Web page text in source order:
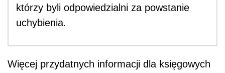
którzy byli odpowiedzialni za powstanie
uchybienia.
Więcej przydatnych informacji dla księgowych